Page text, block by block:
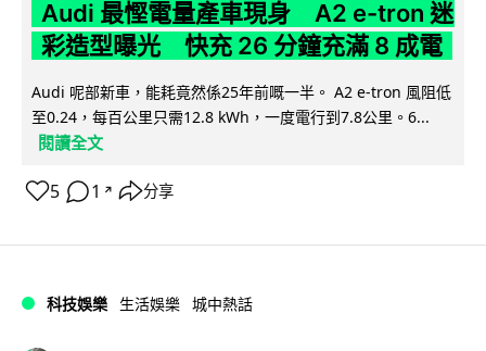
Audi 最慳電量產車現身 A2 e-tron 迷
彩造型曝光 快充 26 分鐘充滿 8 成電
Audi 呢部新車，能耗竟然係25年前嘅一半。 A2 e-tron 風阻低
至0.24，每百公里只需12.8 kWh，一度電行到7.8公里。6...
閱讀全文
5 1 ↗ 分享
科技娛樂 生活娛樂 城中熱話